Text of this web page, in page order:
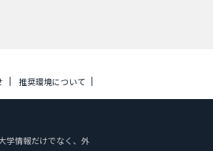
推奨環境について
学情報だけでなく、外